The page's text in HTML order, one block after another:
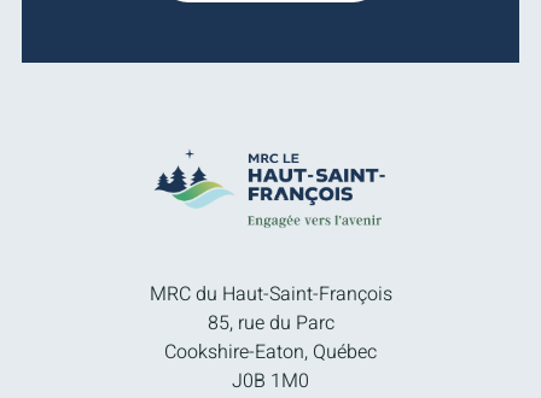
MRC du Haut-Saint-François
85, rue du Parc
Cookshire-Eaton, Québec
J0B 1M0